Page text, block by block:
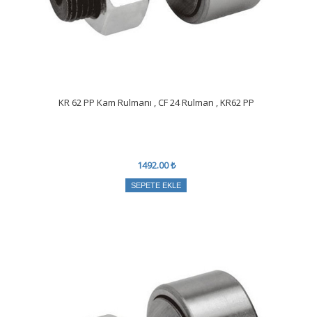
KR 62 PP Kam Rulmanı , CF 24 Rulman , KR62 PP
1492.00 ₺
SEPETE EKLE